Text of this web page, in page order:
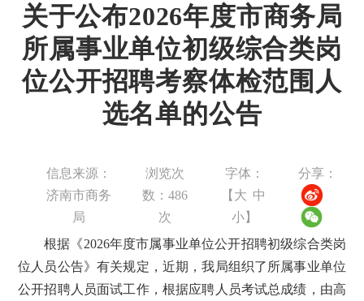
关于公布2026年度市商务局
所属事业单位初级综合类岗
位公开招聘考察体检范围人
选名单的公告
信息来源：
济南市商务
局
浏览次
数：486
次
字体：
【 大 中
小】
分享：
根据《2026年度市属事业单位公开招聘初级综合类岗
位人员公告》有关规定，近期，我局组织了所属事业单位
公开招聘人员面试工作，根据应聘人员考试总成绩，由高